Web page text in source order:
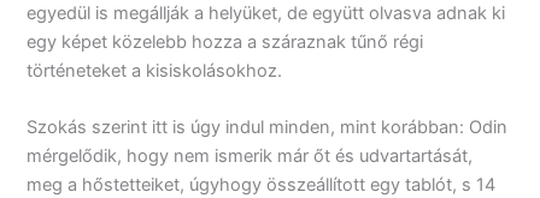
egyedül is megállják a helyüket, de együtt olvasva adnak ki
egy képet közelebb hozza a száraznak tűnő régi
történeteket a kisiskolásokhoz.
Szokás szerint itt is úgy indul minden, mint korábban: Odin
mérgelődik, hogy nem ismerik már őt és udvartartását,
meg a hőstetteiket, úgyhogy összeállított egy tablót, s 14